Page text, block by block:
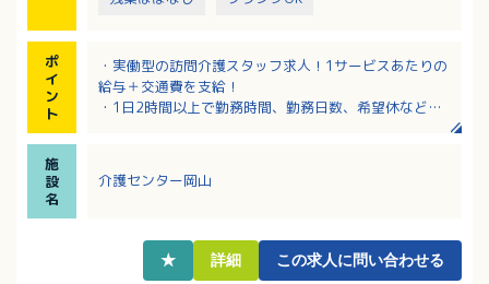
ポ
イ
ン
ト
・実働型の訪問介護スタッフ求人！1サービスあたりの
給与＋交通費を支給！
・1日2時間以上で勤務時間、勤務日数、希望休など、
寧に指導します！
・様々な年齢層の方が活躍中！長く働き続けられる職
実！手厚い福利厚生が魅力！
・子育てに理解のある職場です！スポットで働きたい
施
設
名
介護センター岡山
★ 詳細 この求人に問い合わせる